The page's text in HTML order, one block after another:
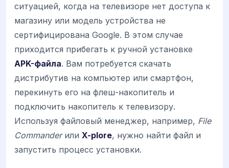
ситуацией, когда на телевизоре нет доступа к
магазину или модель устройства не
сертифицирована Google. В этом случае
приходится прибегать к ручной установке
APK-файла. Вам потребуется скачать
дистрибутив на компьютер или смартфон,
перекинуть его на флеш-накопитель и
подключить накопитель к телевизору.
Используя файловый менеджер, например, File
Commanderили X-plore, нужно найти файл и
запустить процесс установки.